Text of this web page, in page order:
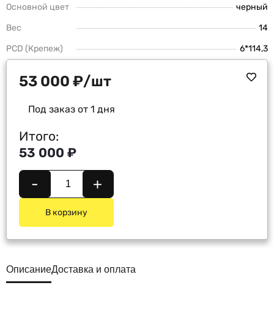
Основной цвет
черный
Вес
14
PCD (Крепеж)
6*114,3
53 000 ₽/шт
Под заказ от 1 дня
Итого:
53 000 ₽
- +
В корзину
ОписаниеДоставка и оплата